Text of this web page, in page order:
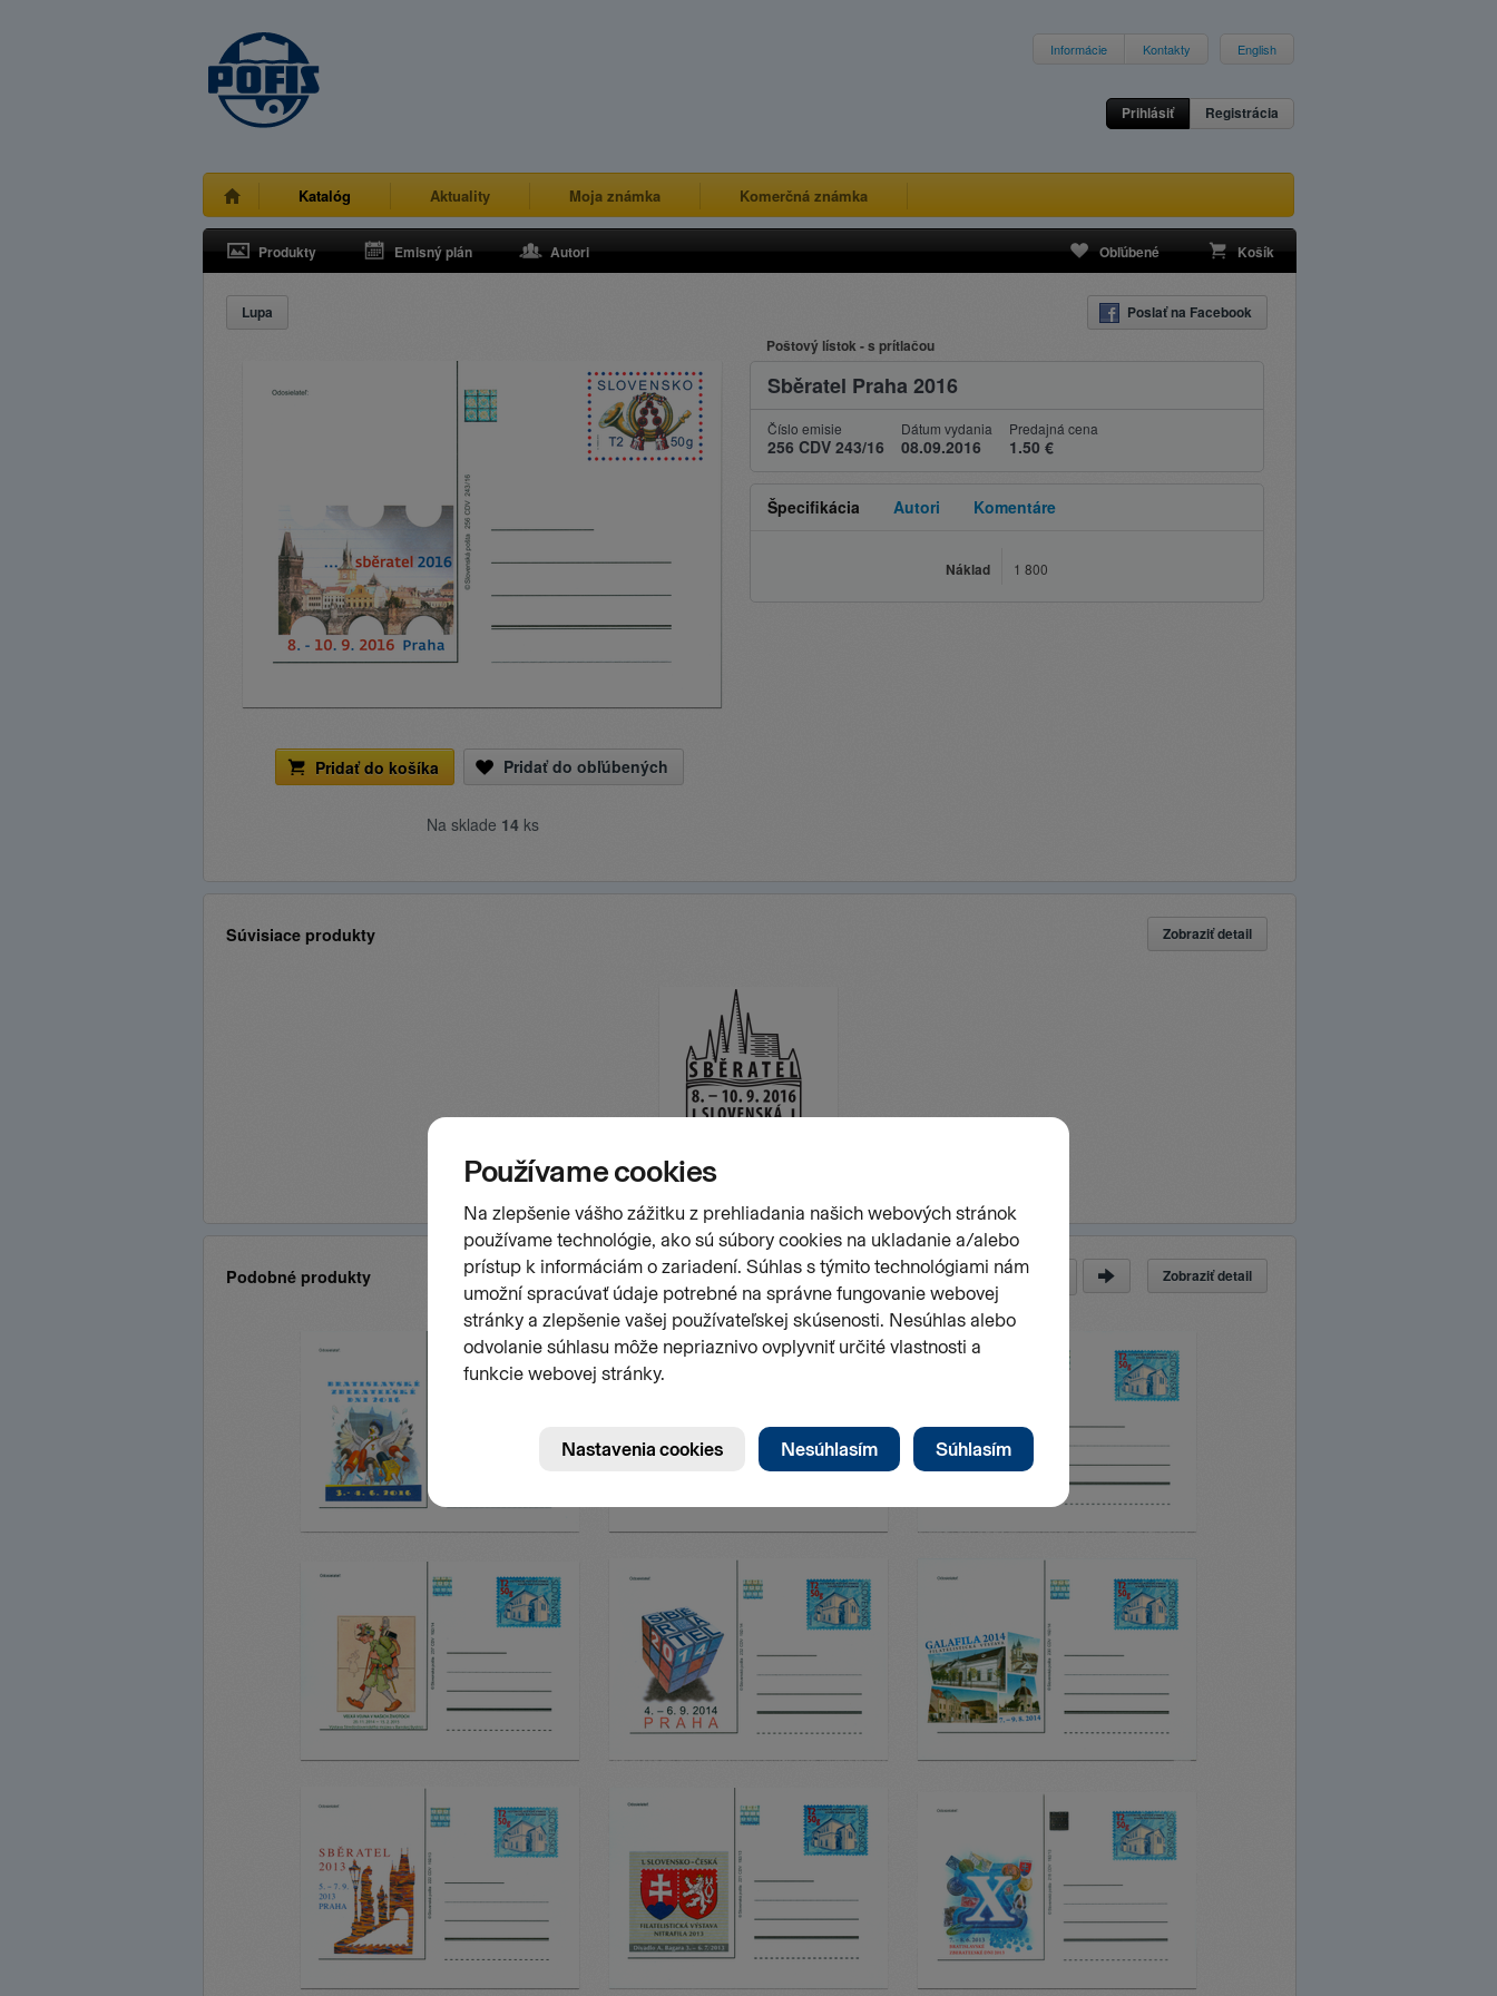
Informácie Kontakty English
Prihlásiť Registrácia
Katalóg Aktuality Moja známka Komerčná známka
Produkty Emisný plán Autori Obľúbené Košík
Lupa Poslať na Facebook
Pridať do košíka Pridať do obľúbených
Na sklade 14ks
Poštový lístok - s prítlačou
Sběratel Praha 2016
Číslo emisie
256 CDV 243/16
Dátum vydania
08.09.2016
Predajná cena
1.50 €
Špecifikácia Autori Komentáre
Náklad 1 800
Súvisiace produkty Zobraziť detail
Podobné produkty Zobraziť detail
Stránka